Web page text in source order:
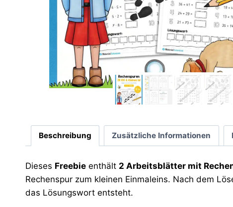
Beschreibung Zusätzliche Informationen
Dieses Freebie enthält 2 Arbeitsblätter mit
Rechenspur zum kleinen Einmaleins. Nach dem
das Lösungswort entsteht.